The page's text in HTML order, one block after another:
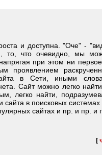
и доступна. "Оче" -
то, что очевидно, мы
при этом ни
проявлением
в Сети, иными
Сайт можно легко
легко найти,
в поисковых системах
сайтах и пр. и пр. и
[